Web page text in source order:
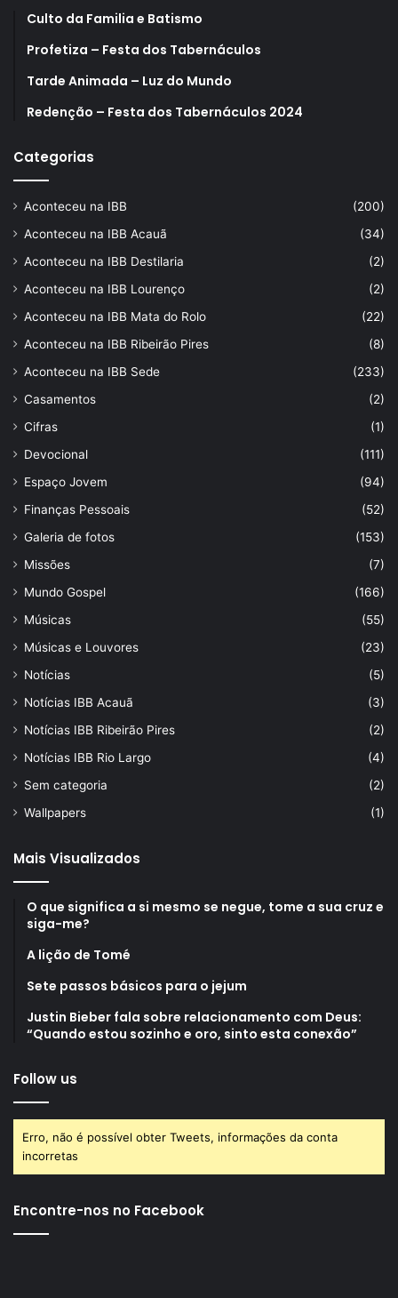
Culto da Familia e Batismo
Profetiza – Festa dos Tabernáculos
Tarde Animada – Luz do Mundo
Redenção – Festa dos Tabernáculos 2024
Categorias
Aconteceu na IBB
(200)
Aconteceu na IBB Acauã
(34)
Aconteceu na IBB Destilaria
(2)
Aconteceu na IBB Lourenço
(2)
Aconteceu na IBB Mata do Rolo
(22)
Aconteceu na IBB Ribeirão Pires
(8)
Aconteceu na IBB Sede
(233)
Casamentos
(2)
Cifras
(1)
Devocional
(111)
Espaço Jovem
(94)
Finanças Pessoais
(52)
Galeria de fotos
(153)
Missões
(7)
Mundo Gospel
(166)
Músicas
(55)
Músicas e Louvores
(23)
Notícias
(5)
Notícias IBB Acauã
(3)
Notícias IBB Ribeirão Pires
(2)
Notícias IBB Rio Largo
(4)
Sem categoria
(2)
Wallpapers
(1)
Mais Visualizados
O que significa a si mesmo se negue, tome a sua cruz e
siga-me?
A lição de Tomé
Sete passos básicos para o jejum
Justin Bieber fala sobre relacionamento com Deus:
“Quando estou sozinho e oro, sinto esta conexão”
Follow us
Erro, não é possível obter Tweets, informações da conta
incorretas
Encontre-nos no Facebook